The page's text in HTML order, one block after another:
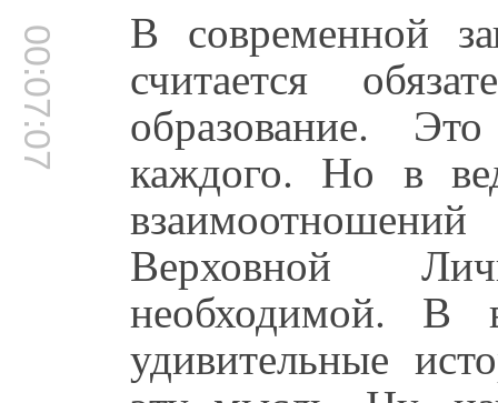
00:07:07 В современной
считается
образование.
каждого. Но в
Верховной
необходимой. В
удивительные